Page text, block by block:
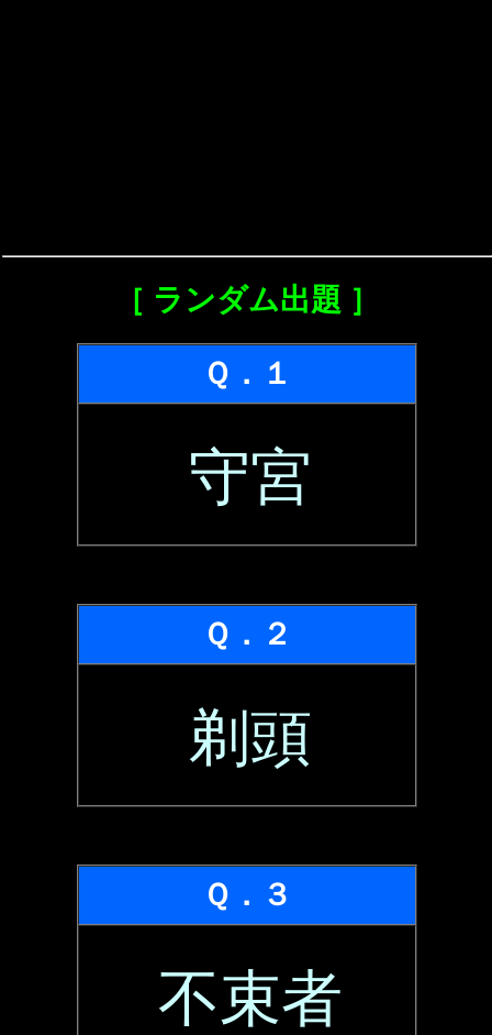
［ ランダム出題 ］
Ｑ．１
守宮
Ｑ．２
剃頭
Ｑ．３
不束者